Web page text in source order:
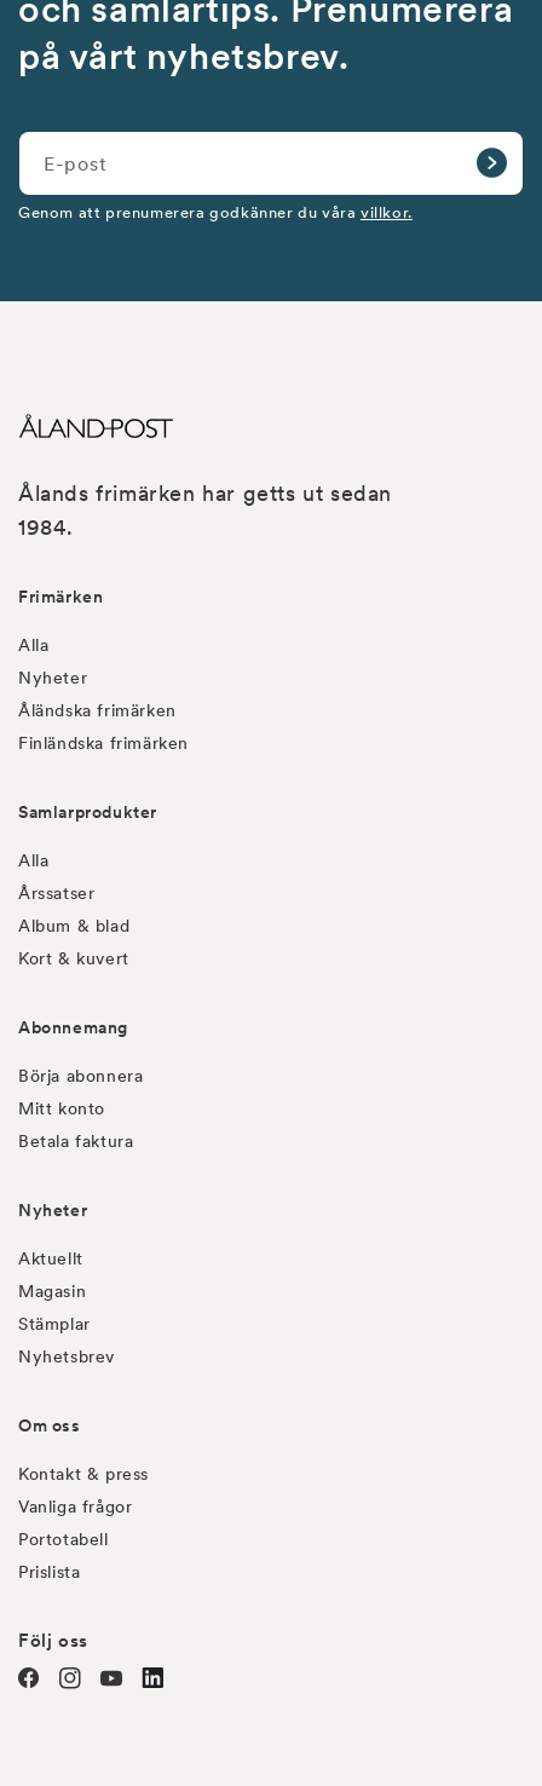
på vårt nyhetsbrev.
E-post
Genom att prenumerera godkänner du våravillkor.
Ålands frimärken har getts ut sedan
1984.
Frimärken
Alla
Nyheter
Åländska frimärken
Finländska frimärken
Samlarprodukter
Alla
Årssatser
Album & blad
Kort & kuvert
Abonnemang
Börja abonnera
Mitt konto
Betala faktura
Nyheter
Aktuellt
Magasin
Stämplar
Nyhetsbrev
Om oss
Kontakt & press
Vanliga frågor
Portotabell
Prislista
Följ oss
FacebookInstagramYouTubelinkedin